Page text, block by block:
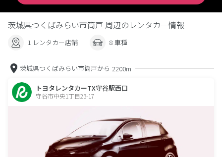
茨城県つくばみらい市筒戸 周辺のレンタカー情報
1 レンタカー店舗 8 車種
茨城県つくばみらい市筒戸から 2200m
トヨタレンタカーTX守谷駅西口
守谷市中央1丁目23-17